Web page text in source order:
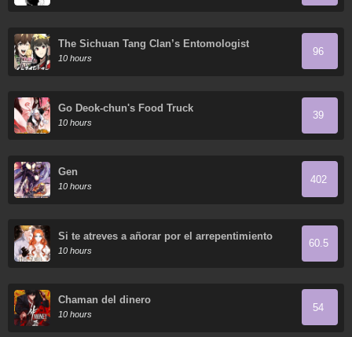
The Sichuan Tang Clan’s Entomologist
10 hours
96
Go Deok-chun's Food Truck
10 hours
39
Gen
10 hours
402
Si te atreves a añorar por el arrepentimiento
10 hours
60.5
Chaman del dinero
10 hours
54